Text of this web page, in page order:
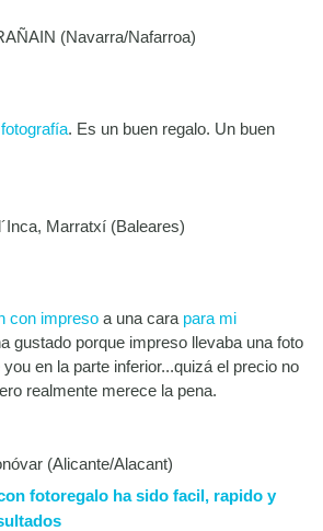
(Navarra/Nafarroa)
. Es un buen regalo. Un buen
Marratxí (Baleares)
con impreso a una cara para mi
gustado porque impreso llevaba una foto
en la parte inferior...quizá el precio no
realmente merece la pena.
(Alicante/Alacant)
fotoregalo ha sido facil, rapido y